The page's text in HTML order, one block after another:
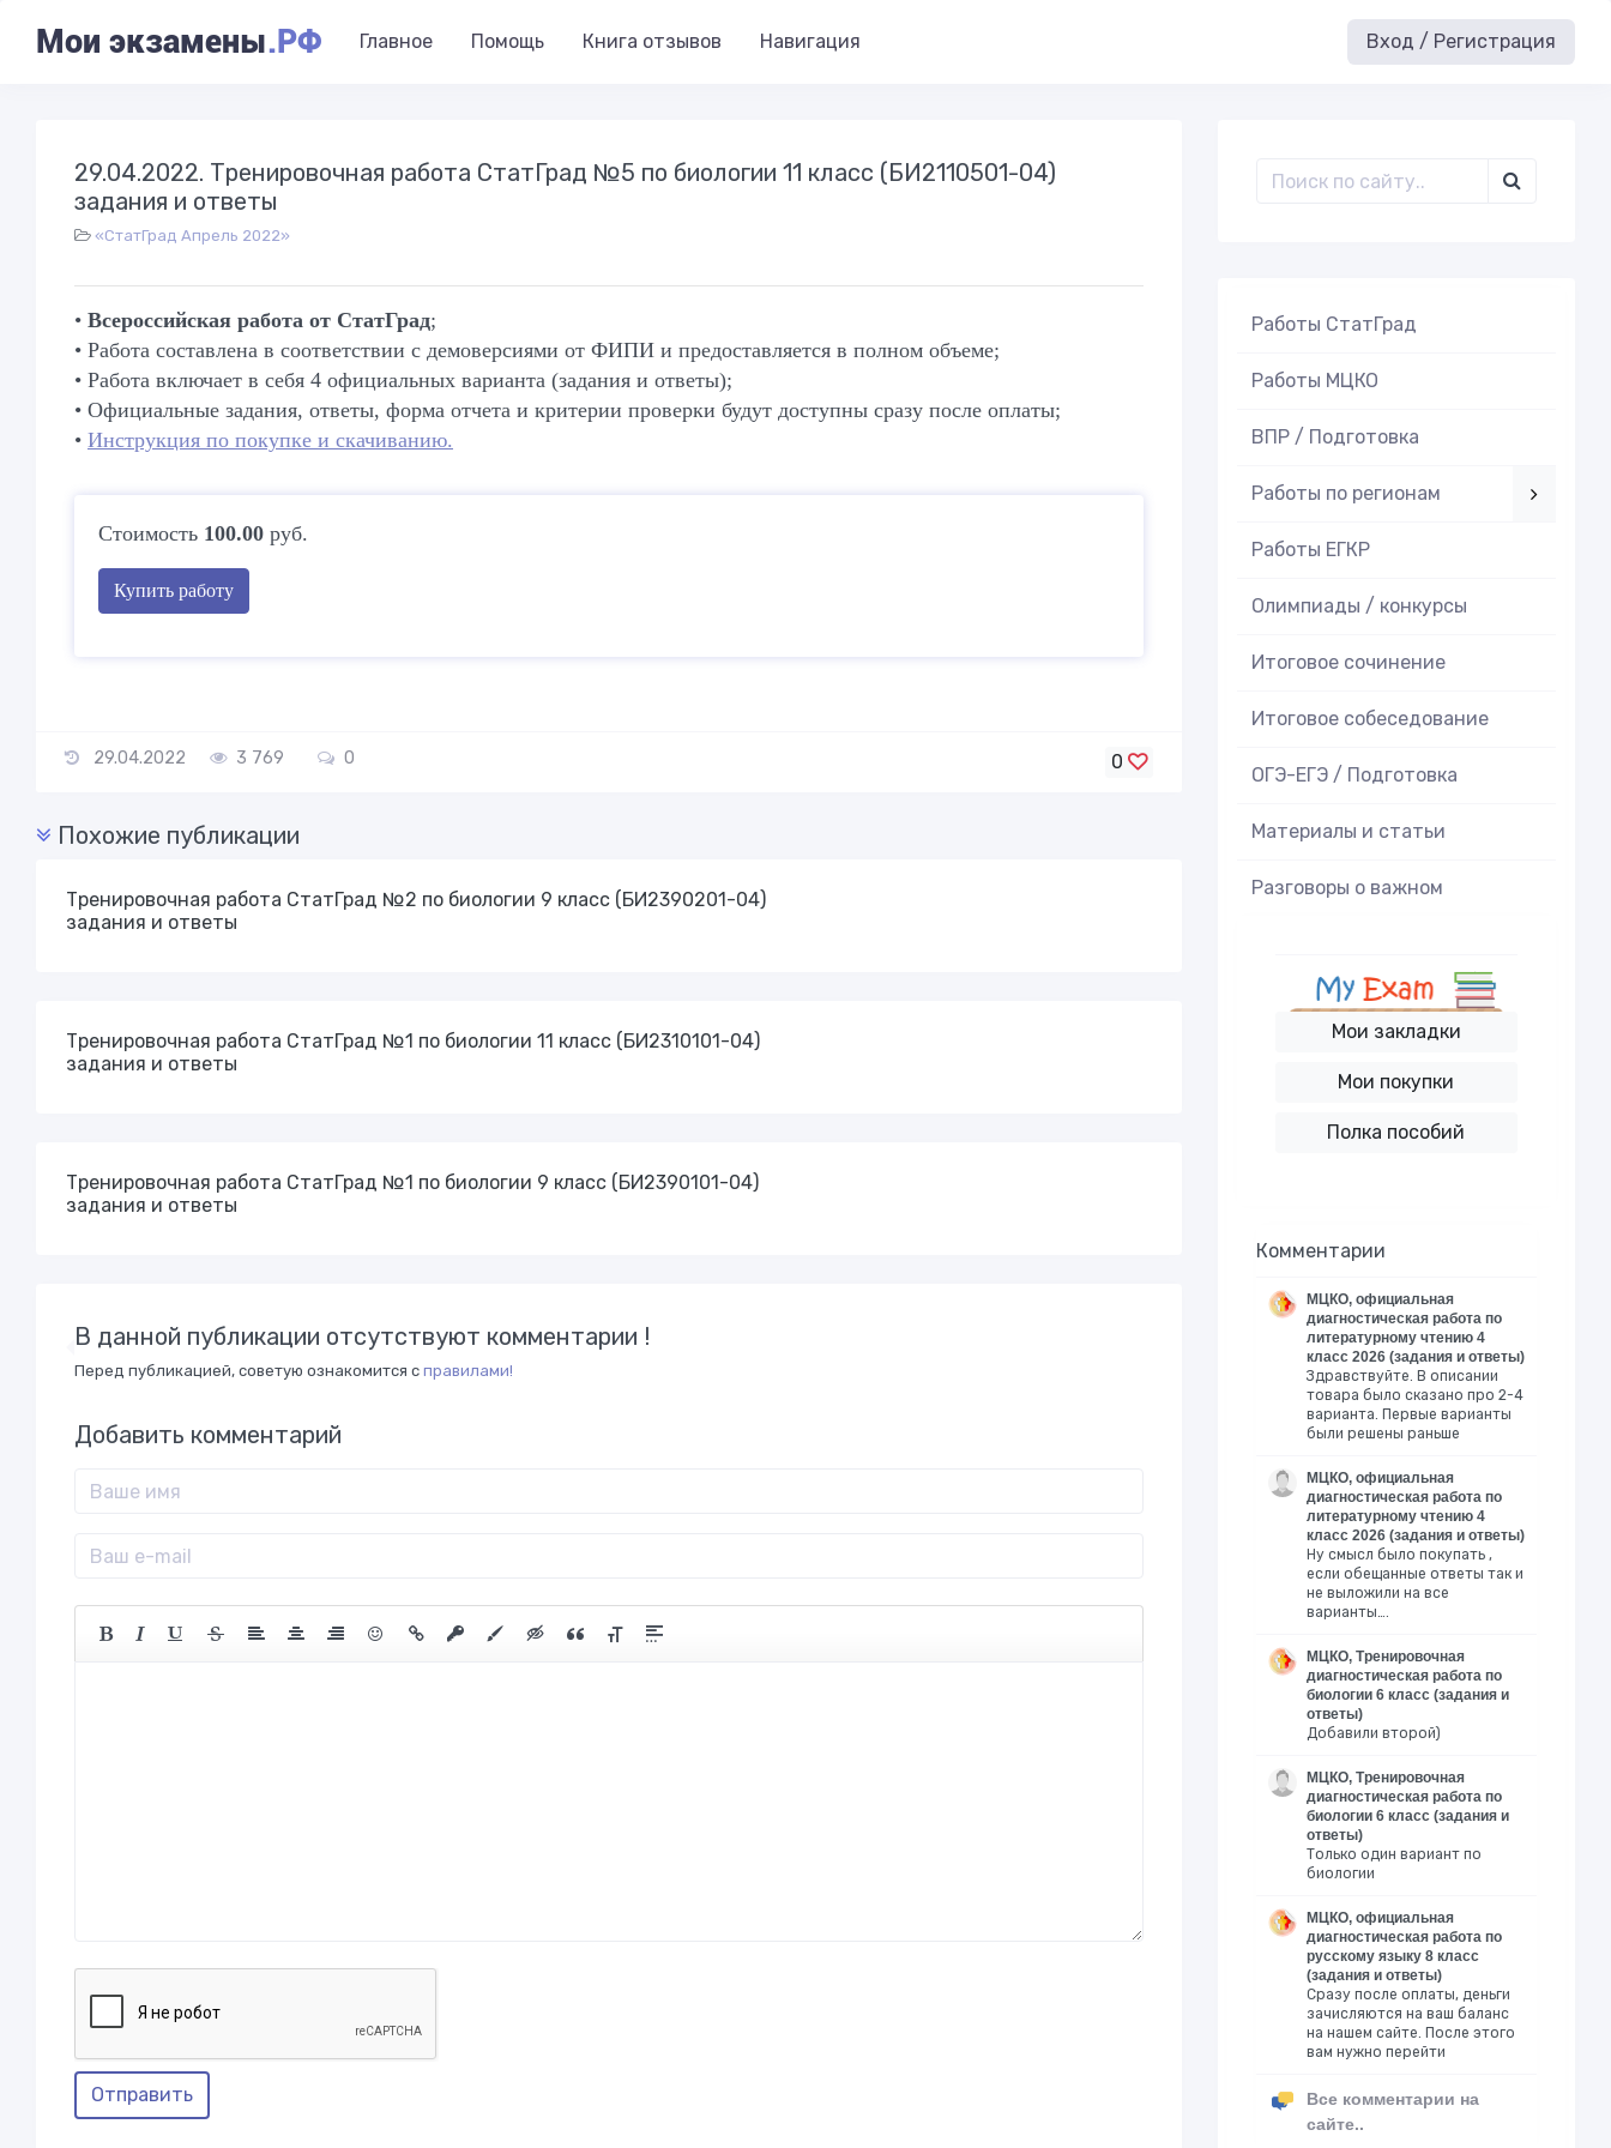
Мои экзамены.РФ Главное Помощь Книга отзывов Навигация Вход / Регистрация
29.04.2022. Тренировочная работа СтатГрад №5 по биологии 11 класс (БИ2110501-04)
задания и ответы
«СтатГрад Апрель 2022»
• Всероссийская работа от СтатГрад;
• Работа составлена в соответствии с демоверсиями от ФИПИ и предоставляется в полном объеме;
• Работа включает в себя 4 официальных варианта (задания и ответы);
• Официальные задания, ответы, форма отчета и критерии проверки будут доступны сразу после оплаты;
• Инструкция по покупке и скачиванию.
Стоимость 100.00 руб.
Купить работу
29.04.2022 3 769 0 0
Похожие публикации
Тренировочная работа СтатГрад №2 по биологии 9 класс (БИ2390201-04)
задания и ответы
Тренировочная работа СтатГрад №1 по биологии 11 класс (БИ2310101-04)
задания и ответы
Тренировочная работа СтатГрад №1 по биологии 9 класс (БИ2390101-04)
задания и ответы
В данной публикации отсутствуют комментарии !
Перед публикацией, советую ознакомится с правилами!
Добавить комментарий
Отправить
Работы СтатГрад
Работы МЦКО
ВПР / Подготовка
Работы по регионам
Работы ЕГКР
Олимпиады / конкурсы
Итоговое cочинение
Итоговое cобеседование
ОГЭ-ЕГЭ / Подготовка
Материалы и статьи
Разговоры о важном
Мои закладки
Мои покупки
Полка пособий
Комментарии
МЦКО, официальная
диагностическая работа по
литературному чтению 4
класс 2026 (задания и ответы)
Здравствуйте. В описании
товара было сказано про 2-4
варианта. Первые варианты
были решены раньше
МЦКО, официальная
диагностическая работа по
литературному чтению 4
класс 2026 (задания и ответы)
Ну смысл было покупать ,
если обещанные ответы так и
не выложили на все
варианты….
МЦКО, Тренировочная
диагностическая работа по
биологии 6 класс (задания и
ответы)
Добавили второй)
МЦКО, Тренировочная
диагностическая работа по
биологии 6 класс (задания и
ответы)
Только один вариант по
биологии
МЦКО, официальная
диагностическая работа по
русскому языку 8 класс
(задания и ответы)
Сразу после оплаты, деньги
зачисляются на ваш баланс
на нашем сайте. После этого
вам нужно перейти
Все комментарии на
сайте..